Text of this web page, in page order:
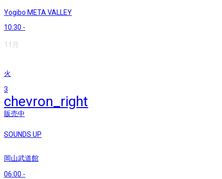
Yogibo META VALLEY
10:30 -
11月
火
3
chevron_right
販売中
SOUNDS UP
岡山武道館
06:00 -